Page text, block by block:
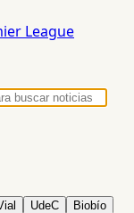
League
UdeC Biobío